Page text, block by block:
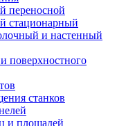
переносной
стационарный
и настенный
поверхностного
станков
и площадей